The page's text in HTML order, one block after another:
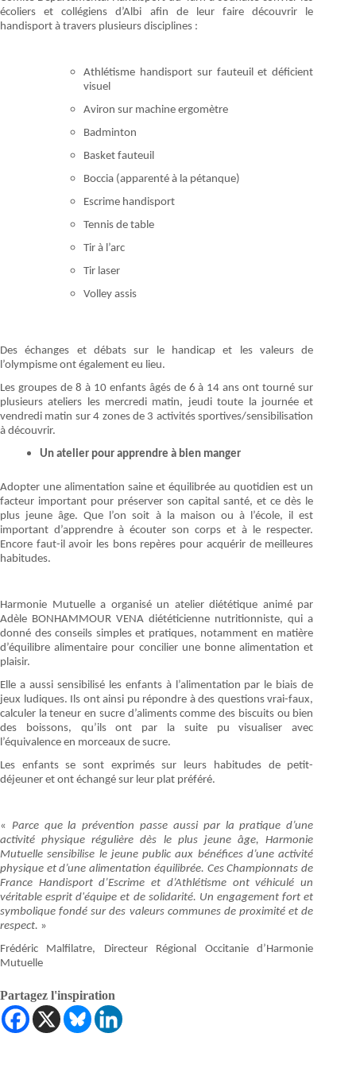
écoliers et collégiens d’Albi afin de leur faire découvrir le
handisport à travers plusieurs disciplines :
Athlétisme handisport sur fauteuil et déficient
visuel
Aviron sur machine ergomètre
Badminton
Basket fauteuil
Boccia (apparenté à la pétanque)
Escrime handisport
Tennis de table
Tir à l’arc
Tir laser
Volley assis
Des échanges et débats sur le handicap et les valeurs de
l’olympisme ont également eu lieu.
Les groupes de 8 à 10 enfants âgés de 6 à 14 ans ont tourné sur
plusieurs ateliers les mercredi matin, jeudi toute la journée et
vendredi matin sur 4 zones de 3 activités sportives/sensibilisation
à découvrir.
Un atelier pour apprendre à bien manger
Adopter une alimentation saine et équilibrée au quotidien est un
facteur important pour préserver son capital santé, et ce dès le
plus jeune âge. Que l’on soit à la maison ou à l’école, il est
important d’apprendre à écouter son corps et à le respecter.
Encore faut-il avoir les bons repères pour acquérir de meilleures
habitudes.
Harmonie Mutuelle a organisé un atelier diététique animé par
Adèle BONHAMMOUR VENA diététicienne nutritionniste, qui a
donné des conseils simples et pratiques, notamment en matière
d’équilibre alimentaire pour concilier une bonne alimentation et
plaisir.
Elle a aussi sensibilisé les enfants à l’alimentation par le biais de
jeux ludiques. Ils ont ainsi pu répondre à des questions vrai-faux,
calculer la teneur en sucre d’aliments comme des biscuits ou bien
des boissons, qu’ils ont par la suite pu visualiser avec
l’équivalence en morceaux de sucre.
Les enfants se sont exprimés sur leurs habitudes de petit-
déjeuner et ont échangé sur leur plat préféré.
« Parce que la prévention passe aussi par la pratique d’une
activité physique régulière dès le plus jeune âge, Harmonie
Mutuelle sensibilise le jeune public aux bénéfices d’une activité
physique et d’une alimentation équilibrée. Ces Championnats de
France Handisport d’Escrime et d’Athlétisme ont véhiculé un
véritable esprit d'équipe et de solidarité. Un engagement fort et
symbolique fondé sur des valeurs communes de proximité et de
respect. »
Frédéric Malfilatre, Directeur Régional Occitanie d’Harmonie
Mutuelle
Partagez l'inspiration